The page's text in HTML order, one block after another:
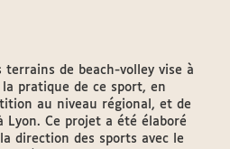
terrains de beach-volley vise à
pratique de ce sport, en
au niveau régional, et de
Lyon. Ce projet a été élaboré
direction des sports avec le